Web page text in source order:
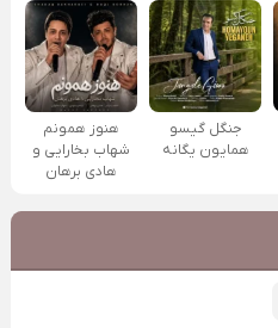
جنگل گیسو
همایون یگانه
هنوز همونم
شهاب بخارایی و
هادی برهان